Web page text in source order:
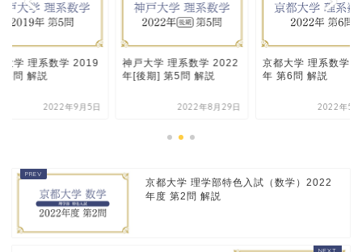
大学 理系数学 2019
5問 解説
2022年9月5日
神戸大学 理系数学 2022
年[後期] 第5問 解説
2022年8月29日
京都大学 理系数学
年 第6問 解説
2022年5
京都大学 理学部特色入試（数学）2022
年度 第2問 解説